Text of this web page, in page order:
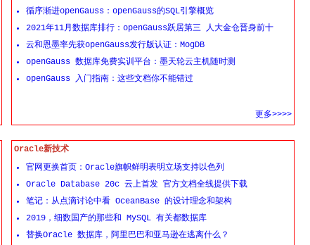
循序渐进openGauss：openGauss的SQL引擎概览
2021年11月数据库排行：openGauss跃居第三 人大金仓晋身前十
云和恩墨率先获openGauss发行版认证：MogDB
openGauss 数据库免费实训平台：墨天轮云主机随时测
openGauss 入门指南：这些文档你不能错过
更多>>>>
Oracle新技术
官网更换首页：Oracle旗帜鲜明表明立场支持以色列
Oracle Database 20c 云上首发 官方文档全线提供下载
笔记：从点滴讨论中看 OceanBase 的设计理念和架构
2019，细数国产的那些和 MySQL 有关都数据库
替换Oracle 数据库，阿里巴巴和亚马逊在逃离什么？